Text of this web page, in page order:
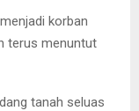
korban
terus menuntut
tanah seluas